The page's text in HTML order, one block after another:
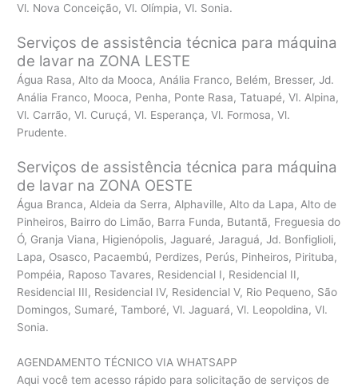
Vl. Nova Conceição, Vl. Olímpia, Vl. Sonia.
Serviços de assistência técnica para máquina
de lavar na ZONA LESTE
Água Rasa, Alto da Mooca, Anália Franco, Belém, Bresser, Jd.
Anália Franco, Mooca, Penha, Ponte Rasa, Tatuapé, Vl. Alpina,
Vl. Carrão, Vl. Curuçá, Vl. Esperança, Vl. Formosa, Vl.
Prudente.
Serviços de assistência técnica para máquina
de lavar na ZONA OESTE
Água Branca, Aldeia da Serra, Alphaville, Alto da Lapa, Alto de
Pinheiros, Bairro do Limão, Barra Funda, Butantã, Freguesia do
Ó, Granja Viana, Higienópolis, Jaguaré, Jaraguá, Jd. Bonfiglioli,
Lapa, Osasco, Pacaembú, Perdizes, Perús, Pinheiros, Pirituba,
Pompéia, Raposo Tavares, Residencial I, Residencial II,
Residencial III, Residencial IV, Residencial V, Rio Pequeno, São
Domingos, Sumaré, Tamboré, Vl. Jaguará, Vl. Leopoldina, Vl.
Sonia.
AGENDAMENTO TÉCNICO VIA WHATSAPP
Aqui você tem acesso rápido para solicitação de serviços de